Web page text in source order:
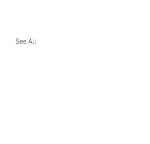
See All